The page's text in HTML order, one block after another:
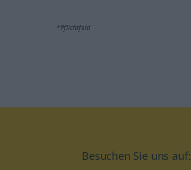
*Pflichtfeld
Besuchen Sie uns auf: